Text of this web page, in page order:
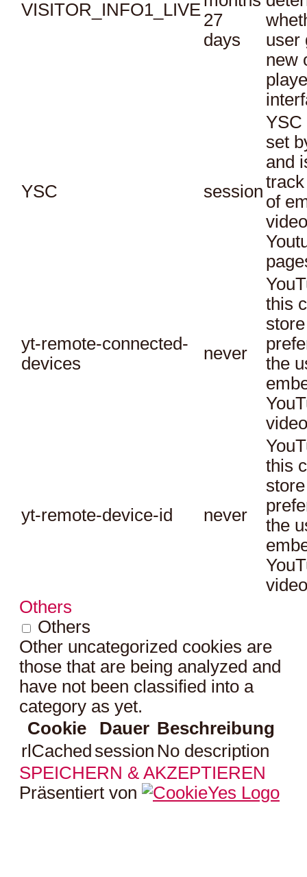
VISITOR_INFO1_LIVE
27
days
user
new
YSC session
YSC
set
and
of
yt-remote-connected-
devices
never
this
the
yt-remote-device-id never
this
the
Others
Others
Other uncategorized cookies are
those that are being analyzed and
have not been classified into a
category as yet.
Cookie
Dauer Beschreibung
rlCached session No description
SPEICHERN & AKZEPTIEREN
Präsentiert von